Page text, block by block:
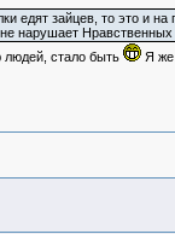
зайцев, то это и
нарушает Нравственных
людей, стало быть Я же